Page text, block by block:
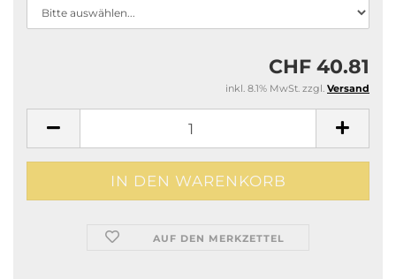
CHF 40.81
inkl. 8.1% MwSt. zzgl. Versand
AUF DEN MERKZETTEL